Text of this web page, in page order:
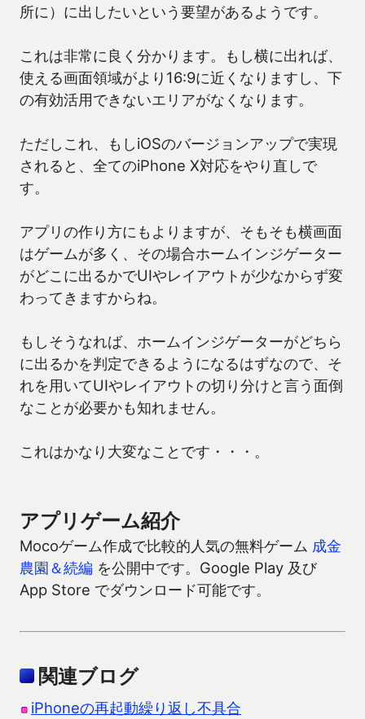
所に）に出したいという要望があるようです。
これは非常に良く分かります。もし横に出れば、
使える画面領域がより16:9に近くなりますし、下
の有効活用できないエリアがなくなります。
ただしこれ、もしiOSのバージョンアップで実現
されると、全てのiPhone X対応をやり直しで
す。
アプリの作り方にもよりますが、そもそも横画面
はゲームが多く、その場合ホームインジゲーター
がどこに出るかでUIやレイアウトが少なからず変
わってきますからね。
もしそうなれば、ホームインジゲーターがどちら
に出るかを判定できるようになるはずなので、そ
れを用いてUIやレイアウトの切り分けと言う面倒
なことが必要かも知れません。
これはかなり大変なことです・・・。
アプリゲーム紹介
Mocoゲーム作成で比較的人気の無料ゲーム 成金
農園＆続編 を公開中です。Google Play 及び
App Store でダウンロード可能です。
関連ブログ
iPhoneの再起動繰り返し不具合